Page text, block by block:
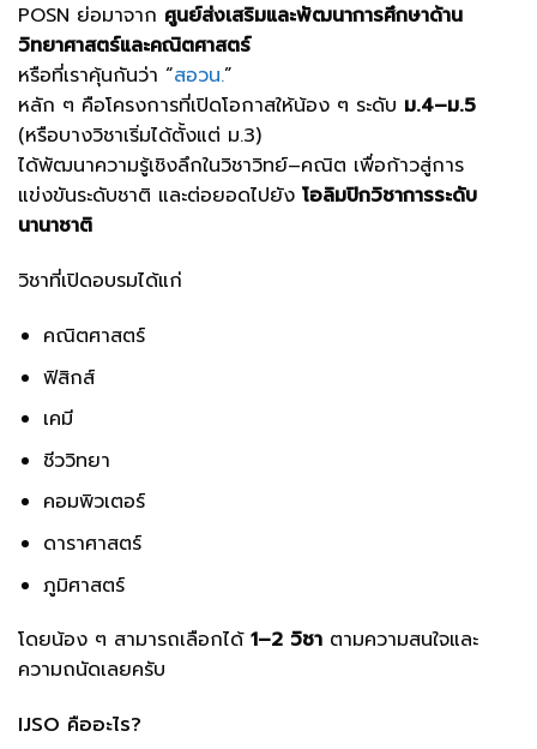
POSN ย่อมาจาก ศูนย์ส่งเสริมและพัฒนาการศึกษาด้าน
วิทยาศาสตร์และคณิตศาสตร์
หรือที่เราคุ้นกันว่า “สอวน.”
หลัก ๆ คือโครงการที่เปิดโอกาสให้น้อง ๆ ระดับ ม.4–ม.5
(หรือบางวิชาเริ่มได้ตั้งแต่ ม.3)
ได้พัฒนาความรู้เชิงลึกในวิชาวิทย์–คณิต เพื่อก้าวสู่การ
แข่งขันระดับชาติ และต่อยอดไปยัง โอลิมปิกวิชาการระดับ
นานาชาติ
วิชาที่เปิดอบรมได้แก่
คณิตศาสตร์
ฟิสิกส์
เคมี
ชีววิทยา
คอมพิวเตอร์
ดาราศาสตร์
ภูมิศาสตร์
โดยน้อง ๆ สามารถเลือกได้ 1–2 วิชา ตามความสนใจและ
ความถนัดเลยครับ
IJSO คืออะไร?